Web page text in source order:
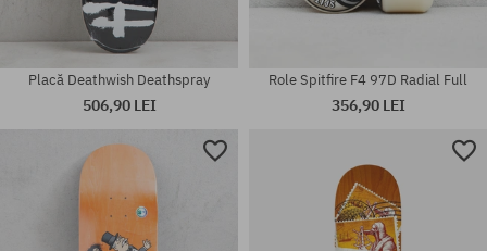
Mărimi existente:
8.0; 8.125; 8.25; 8.5; 8.625
mărime universală
Placă Deathwish Deathspray
506,90 LEI
Role Spitfire F4 97D Radial Full
356,90 LEI